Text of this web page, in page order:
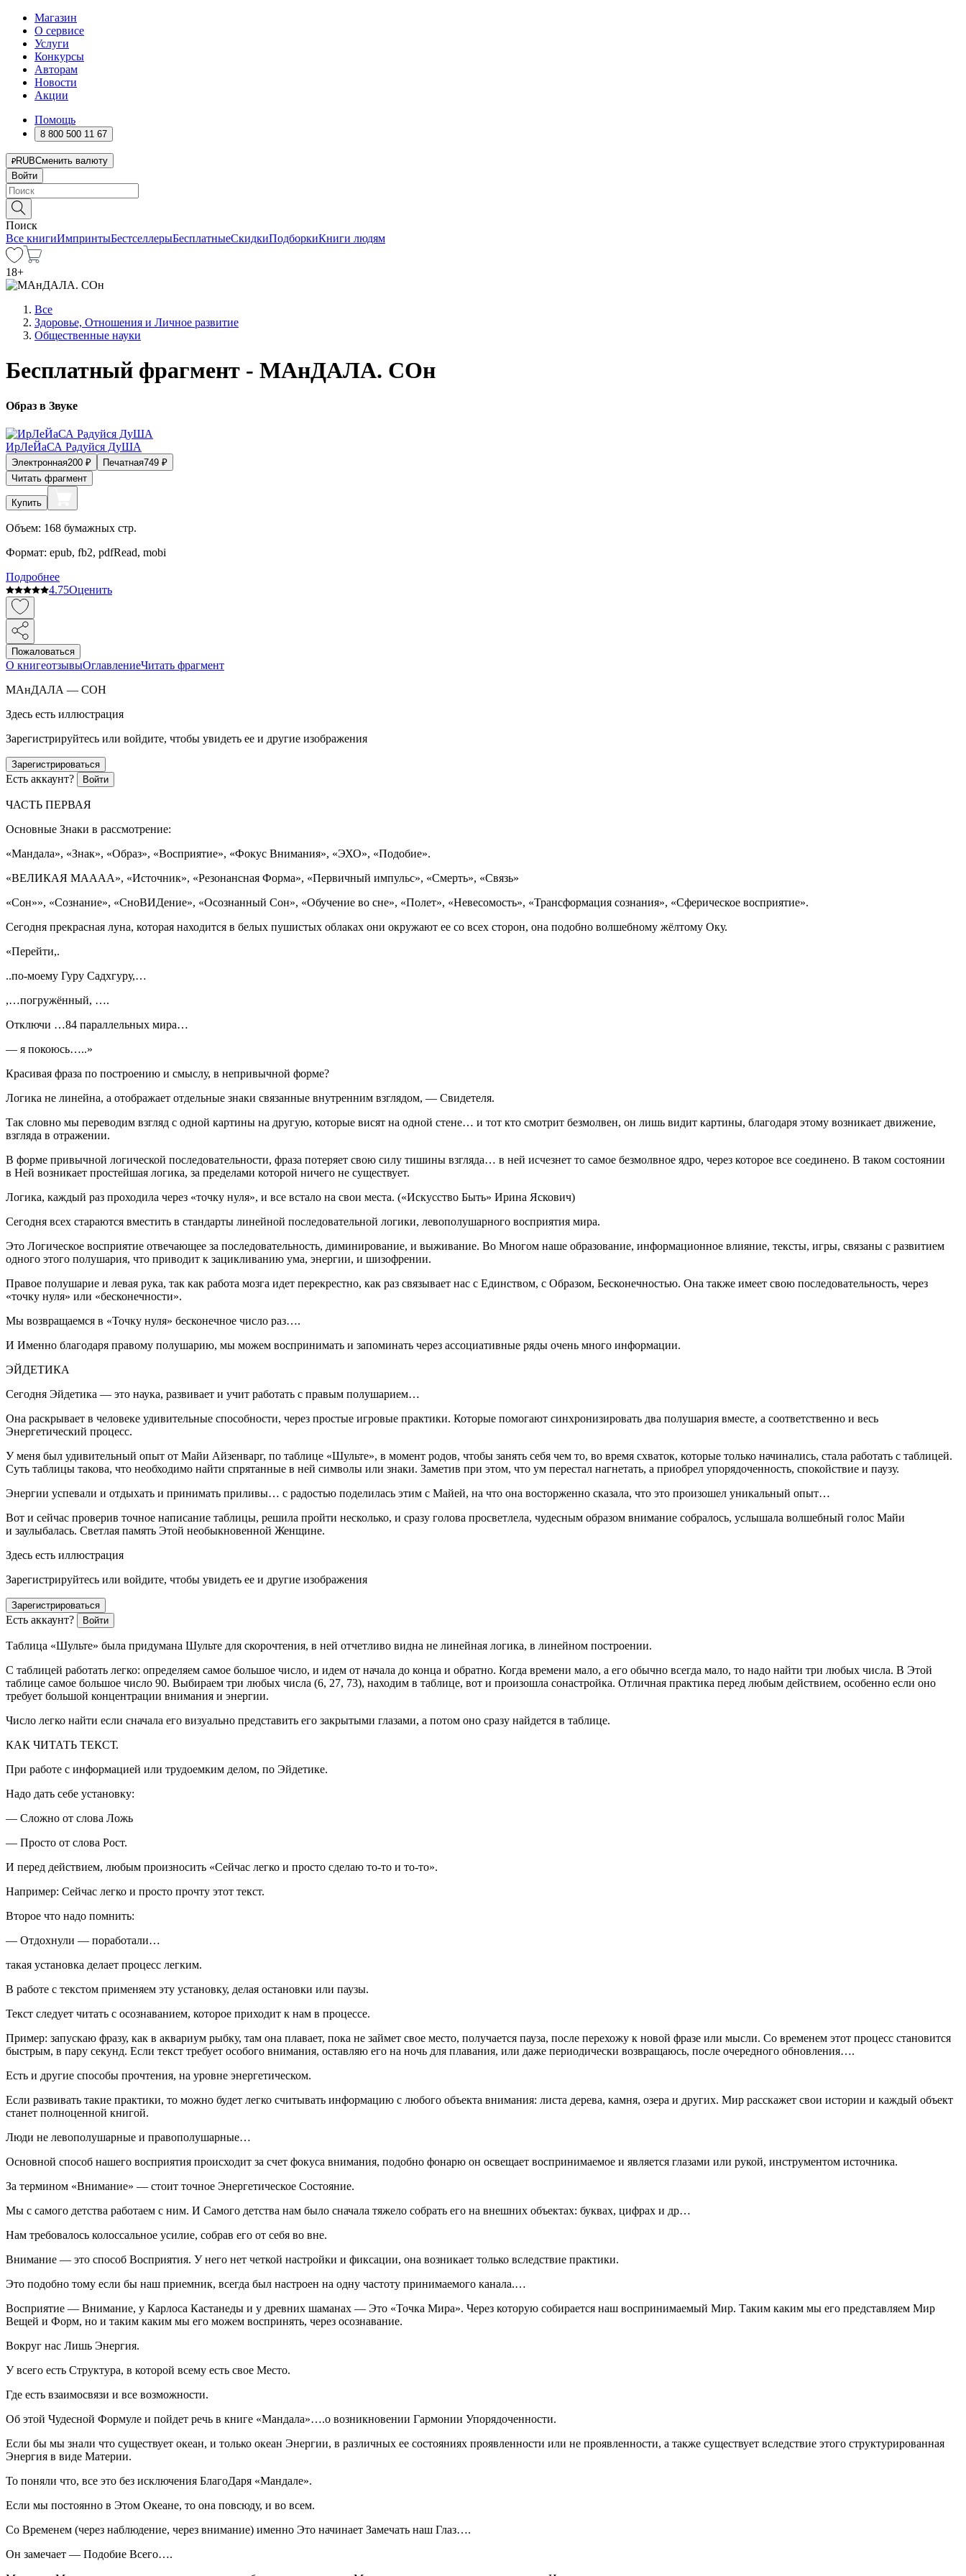
Магазин
О сервисе
Услуги
Конкурсы
Авторам
Новости
Акции
Помощь
8 800 500 11 67
RUBСменить валюту
Войти
Поиск
Все книгиИмпринтыБестселлерыБесплатныеСкидкиПодборкиКниги людям
18+
Все
Здоровье, Отношения и Личное развитие
Общественные науки
Бесплатный фрагмент - МАнДАЛА. СОн
Образ в Звуке
ИрЛеЙаСА Радуйся ДуША
Электронная200 ₽ Печатная749 ₽
Читать фрагмент
Купить
Объем: 168 бумажных стр.
Формат: epub, fb2, pdfRead, mobi
Подробнее
4.75Оценить
Пожаловаться
О книгеотзывыОглавлениеЧитать фрагмент
МАнДАЛА — СОН
Здесь есть иллюстрация
Зарегистрируйтесь или войдите, чтобы увидеть ее и другие изображения
Зарегистрироваться
Есть аккаунт? Войти
ЧАСТЬ ПЕРВАЯ
Основные Знаки в рассмотрение:
«Мандала», «Знак», «Образ», «Восприятие», «Фокус Внимания», «ЭХО», «Подобие».
«ВЕЛИКАЯ МАААА», «Источник», «Резонансная Форма», «Первичный импульс», «Смерть», «Связь»
«Сон»», «Сознание», «СноВИДение», «Осознанный Сон», «Обучение во сне», «Полет», «Невесомость», «Трансформация сознания», «Сферическое восприятие».
Сегодня прекрасная луна, которая находится в белых пушистых облаках они окружают ее со всех сторон, она подобно волшебному жёлтому Оку.
«Перейти,.
..по-моему Гуру Садхгуру,…
,…погружённый, ….
Отключи …84 параллельных мира…
— я покоюсь…..»
Красивая фраза по построению и смыслу, в непривычной форме?
Логика не линейна, а отображает отдельные знаки связанные внутренним взглядом, — Свидетеля.
Так словно мы переводим взгляд с одной картины на другую, которые висят на одной стене… и тот кто смотрит безмолвен, он лишь видит картины, благодаря этому возникает движение,
взгляда в отражении.
В форме привычной логической последовательности, фраза потеряет свою силу тишины взгляда… в ней исчезнет то самое безмолвное ядро, через которое все соединено. В таком состоянии
в Ней возникает простейшая логика, за пределами которой ничего не существует.
Логика, каждый раз проходила через «точку нуля», и все встало на свои места. («Искусство Быть» Ирина Яскович)
Сегодня всех стараются вместить в стандарты линейной последовательной логики, левополушарного восприятия мира.
Это Логическое восприятие отвечающее за последовательность, диминирование, и выживание. Во Многом наше образование, информационное влияние, тексты, игры, связаны с развитием
одного этого полушария, что приводит к зацикливанию ума, энергии, и шизофрении.
Правое полушарие и левая рука, так как работа мозга идет перекрестно, как раз связывает нас с Единством, с Образом, Бесконечностью. Она также имеет свою последовательность, через
«точку нуля» или «бесконечности».
Мы возвращаемся в «Точку нуля» бесконечное число раз….
И Именно благодаря правому полушарию, мы можем воспринимать и запоминать через ассоциативные ряды очень много информации.
ЭЙДЕТИКА
Сегодня Эйдетика — это наука, развивает и учит работать с правым полушарием…
Она раскрывает в человеке удивительные способности, через простые игровые практики. Которые помогают синхронизировать два полушария вместе, а соответственно и весь
Энергетический процесс.
У меня был удивительный опыт от Майи Айзенварг, по таблице «Шульте», в момент родов, чтобы занять себя чем то, во время схваток, которые только начинались, стала работать с таблицей.
Суть таблицы такова, что необходимо найти спрятанные в ней символы или знаки. Заметив при этом, что ум перестал нагнетать, а приобрел упорядоченность, спокойствие и паузу.
Энергии успевали и отдыхать и принимать приливы… с радостью поделилась этим с Майей, на что она восторженно сказала, что это произошел уникальный опыт…
Вот и сейчас проверив точное написание таблицы, решила пройти несколько, и сразу голова просветлела, чудесным образом внимание собралось, услышала волшебный голос Майи
и заулыбалась. Светлая память Этой необыкновенной Женщине.
Здесь есть иллюстрация
Зарегистрируйтесь или войдите, чтобы увидеть ее и другие изображения
Зарегистрироваться
Есть аккаунт? Войти
Таблица «Шульте» была придумана Шульте для скорочтения, в ней отчетливо видна не линейная логика, в линейном построении.
С таблицей работать легко: определяем самое большое число, и идем от начала до конца и обратно. Когда времени мало, а его обычно всегда мало, то надо найти три любых числа. В Этой
таблице самое большое число 90. Выбираем три любых числа (6, 27, 73), находим в таблице, вот и произошла сонастройка. Отличная практика перед любым действием, особенно если оно
требует большой концентрации внимания и энергии.
Число легко найти если сначала его визуально представить его закрытыми глазами, а потом оно сразу найдется в таблице.
КАК ЧИТАТЬ ТЕКСТ.
При работе с информацией или трудоемким делом, по Эйдетике.
Надо дать себе установку:
— Сложно от слова Ложь
— Просто от слова Рост.
И перед действием, любым произносить «Сейчас легко и просто сделаю то-то и то-то».
Например: Сейчас легко и просто прочту этот текст.
Второе что надо помнить:
— Отдохнули — поработали…
такая установка делает процесс легким.
В работе с текстом применяем эту установку, делая остановки или паузы.
Текст следует читать с осознаванием, которое приходит к нам в процессе.
Пример: запускаю фразу, как в аквариум рыбку, там она плавает, пока не займет свое место, получается пауза, после перехожу к новой фразе или мысли. Со временем этот процесс становится
быстрым, в пару секунд. Если текст требует особого внимания, оставляю его на ночь для плавания, или даже периодически возвращаюсь, после очередного обновления….
Есть и другие способы прочтения, на уровне энергетическом.
Если развивать такие практики, то можно будет легко считывать информацию с любого объекта внимания: листа дерева, камня, озера и других. Мир расскажет свои истории и каждый объект
станет полноценной книгой.
Люди не левополушарные и правополушарные…
Основной способ нашего восприятия происходит за счет фокуса внимания, подобно фонарю он освещает воспринимаемое и является глазами или рукой, инструментом источника.
За термином «Внимание» — стоит точное Энергетическое Состояние.
Мы с самого детства работаем с ним. И Самого детства нам было сначала тяжело собрать его на внешних объектах: буквах, цифрах и др…
Нам требовалось колоссальное усилие, собрав его от себя во вне.
Внимание — это способ Восприятия. У него нет четкой настройки и фиксации, она возникает только вследствие практики.
Это подобно тому если бы наш приемник, всегда был настроен на одну частоту принимаемого канала.…
Восприятие — Внимание, у Карлоса Кастанеды и у древних шаманах — Это «Точка Мира». Через которую собирается наш воспринимаемый Мир. Таким каким мы его представляем Мир
Вещей и Форм, но и таким каким мы его можем воспринять, через осознавание.
Вокруг нас Лишь Энергия.
У всего есть Структура, в которой всему есть свое Место.
Где есть взаимосвязи и все возможности.
Об этой Чудесной Формуле и пойдет речь в книге «Мандала»….о возникновении Гармонии Упорядоченности.
Если бы мы знали что существует океан, и только океан Энергии, в различных ее состояниях проявленности или не проявленности, а также существует вследствие этого структурированная
Энергия в виде Материи.
То поняли что, все это без исключения БлагоДаря «Мандале».
Если мы постоянно в Этом Океане, то она повсюду, и во всем.
Со Временем (через наблюдение, через внимание) именно Это начинает Замечать наш Глаз….
Он замечает — Подобие Всего….